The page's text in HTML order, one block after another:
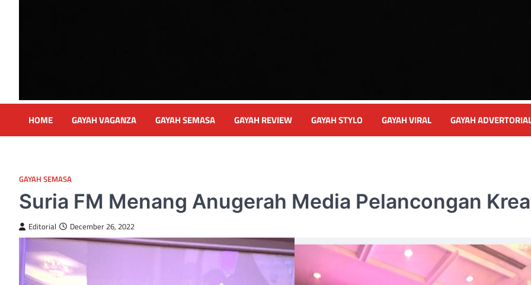
HOME GAYAH VAGANZA GAYAH SEMASA GAYAH REVIEW GAYAH STYLO GAYAH VIRAL GAYAH
GAYAH SEMASA
Suria FM Menang Anugerah Media Pelancongan
Editorial December 26, 2022